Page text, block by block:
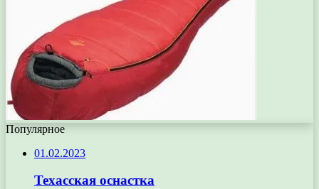
Популярное
01.02.2023
Техасская оснастка